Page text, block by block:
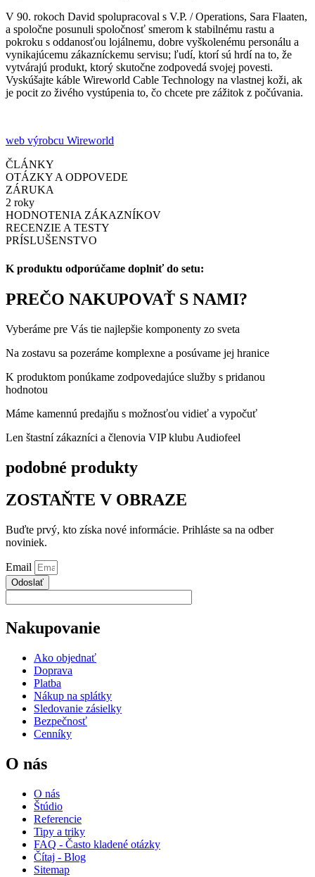
V 90. rokoch David spolupracoval s V.P. / Operations, Sara Flaaten,
a spoločne posunuli spoločnosť smerom k stabilnému rastu a
pokroku s oddanosťou lojálnemu, dobre vyškolenému personálu a
vynikajúcemu zákazníckemu servisu; ľudí, ktorí sú hrdí na to, že
vytvárajú produkt, ktorý skutočne zodpovedá svojej povesti.
Vyskúšajte káble Wireworld Cable Technology na vlastnej koži, ak
je pocit zo živého vystúpenia to, čo chcete pre zážitok z počúvania.
web výrobcu Wireworld
ČLÁNKY
OTÁZKY A ODPOVEDE
ZÁRUKA
2 roky
HODNOTENIA ZÁKAZNÍKOV
RECENZIE A TESTY
PRÍSLUŠENSTVO
K produktu odporúčame doplniť do setu:
PREČO NAKUPOVAŤ S NAMI?
Vyberáme pre Vás tie najlepšie komponenty zo sveta
Na zostavu sa pozeráme komplexne a posúvame jej hranice
K produktom ponúkame zodpovedajúce služby s pridanou
hodnotou
Máme kamennú predajňu s možnosťou vidieť a vypočuť
Len štastní zákazníci a členovia VIP klubu Audiofeel
podobné produkty
ZOSTAŇTE V OBRAZE
Buďte prvý, kto získa nové informácie. Prihláste sa na odber
noviniek.
Email
Odoslať
Nakupovanie
Ako objednať
Doprava
Platba
Nákup na splátky
Sledovanie zásielky
Bezpečnosť
Cenníky
O nás
O nás
Štúdio
Referencie
Tipy a triky
FAQ - Často kladené otázky
Čítaj - Blog
Sitemap